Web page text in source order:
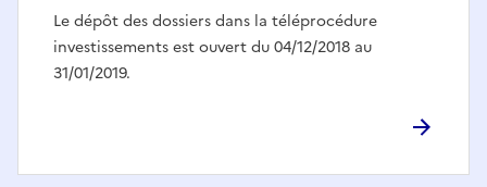
Le dépôt des dossiers dans la téléprocédure
investissements est ouvert du 04/12/2018 au
31/01/2019.